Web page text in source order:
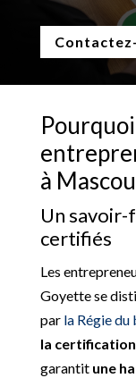
à
Un
certifiés
Les
Goyette se
par la Régie
la
garantit une